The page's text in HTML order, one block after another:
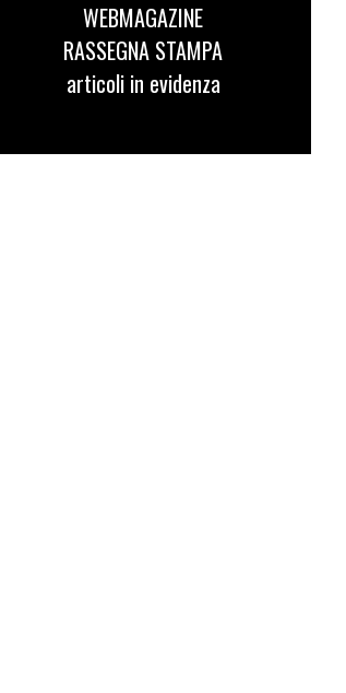
WEBMAGAZINE
RASSEGNA STAMPA
articoli in evidenza